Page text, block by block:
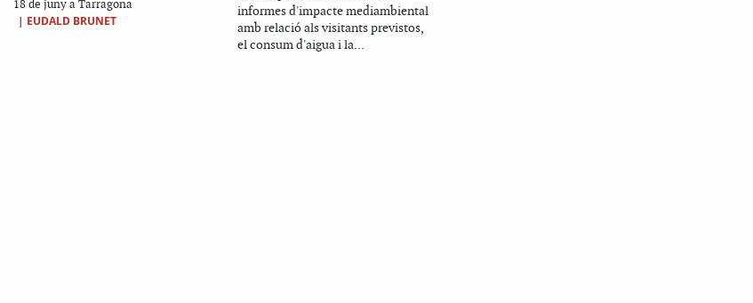
18 de juny a Tarragona
| EUDALD BRUNET
informes d'impacte mediambiental
amb relació als visitants previstos,
el consum d'aigua i la...